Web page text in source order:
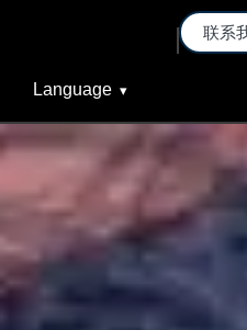
联系
Language ▾